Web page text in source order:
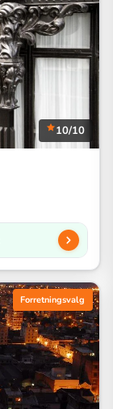
10/10
Forretningsvalg